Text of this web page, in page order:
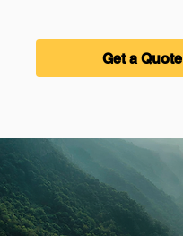
Get a Quote